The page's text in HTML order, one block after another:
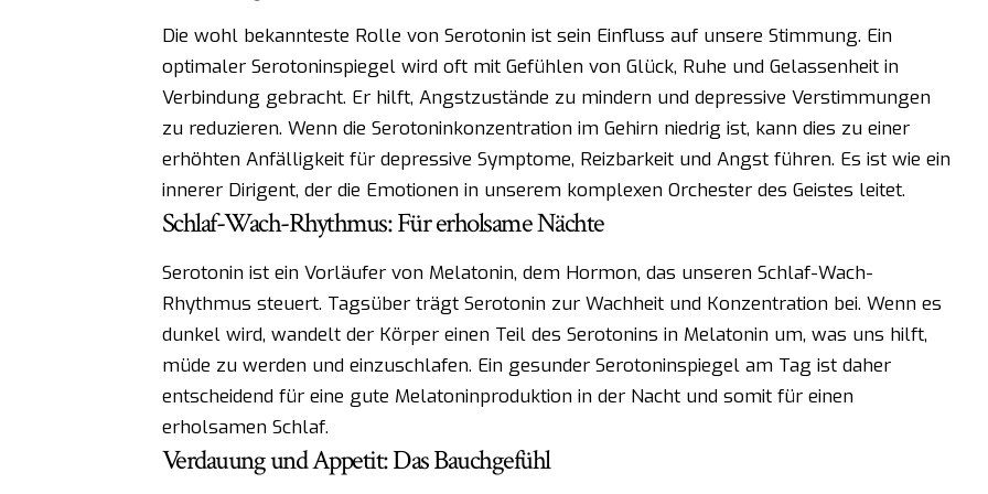
Die wohl bekannteste Rolle von Serotonin ist sein Einfluss auf unsere Stimmung. Ein
optimaler Serotoninspiegel wird oft mit Gefühlen von Glück, Ruhe und Gelassenheit in
Verbindung gebracht. Er hilft, Angstzustände zu mindern und depressive Verstimmungen
zu reduzieren. Wenn die Serotoninkonzentration im Gehirn niedrig ist, kann dies zu einer
erhöhten Anfälligkeit für depressive Symptome, Reizbarkeit und Angst führen. Es ist wie ein
innerer Dirigent, der die Emotionen in unserem komplexen Orchester des Geistes leitet.
Schlaf-Wach-Rhythmus: Für erholsame Nächte
Serotonin ist ein Vorläufer von Melatonin, dem Hormon, das unseren Schlaf-Wach-
Rhythmus steuert. Tagsüber trägt Serotonin zur Wachheit und Konzentration bei. Wenn es
dunkel wird, wandelt der Körper einen Teil des Serotonins in Melatonin um, was uns hilft,
müde zu werden und einzuschlafen. Ein gesunder Serotoninspiegel am Tag ist daher
entscheidend für eine gute Melatoninproduktion in der Nacht und somit für einen
erholsamen Schlaf.
Verdauung und Appetit: Das Bauchgefühl